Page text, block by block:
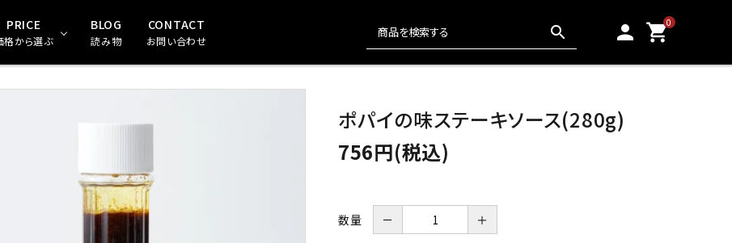
おかき・駄菓子
PRICE
格から選ぶ
6,000円〜
BLOG
読み物
CONTACT
お問い合わせ search person 0
shopping_cart
ポパイの味ステーキソース(280g)
756円(税込)
数量 － ＋